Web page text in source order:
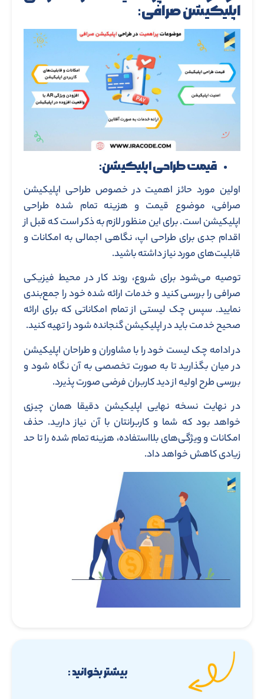
اپلیکیشن صرافی:
قیمت طراحی اپلیکیشن:
اولین مورد حائز اهمیت در خصوص طراحی اپلیکیشن
صرافی، موضوع قیمت و هزینه تمام شده طراحی
اپلیکیشن است. برای این منظور لازم به ذکر است که قبل از
اقدام جدی برای طراحی اپ، نگاهی اجمالی به امکانات و
قابلیت‌های مورد نیاز داشته باشید.
توصیه می‌شود برای شروع، روند کار در محیط فیزیکی
صرافی را بررسی کنید و خدمات ارائه شده خود را جمع‌بندی
نمایید. سپس چک لیستی از تمام امکاناتی که برای ارائه
صحیح خدمت باید در اپلیکیشن گنجانده شود را تهیه کنید.
در ادامه چک لیست خود را با مشاوران و طراحان اپلیکیشن
در میان بگذارید تا به صورت تخصصی به آن نگاه شود و
بررسی طرح اولیه از دید کاربران فرضی صورت پذیرد.
در نهایت نسخه نهایی اپلیکیشن دقیقا همان چیزی
خواهد بود که شما و کاربرانتان با آن نیاز دارید. حذف
امکانات و ویژگی‌های بلااستفاده، هزینه تمام شده را تا حد
زیادی کاهش خواهد داد.
بیشتر بخوانید :